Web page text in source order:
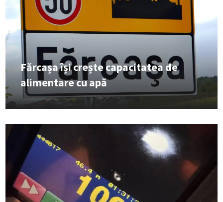
Fărcașa își crește capacitatea de
alimentare cu apă